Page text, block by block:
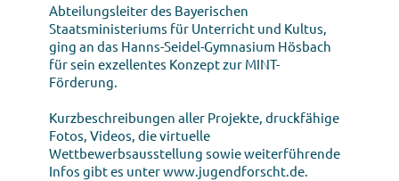
Abteilungsleiter des Bayerischen
Staatsministeriums für Unterricht und Kultus,
ging an das Hanns-Seidel-Gymnasium Hösbach
für sein exzellentes Konzept zur MINT-
Förderung.
Kurzbeschreibungen aller Projekte, druckfähige
Fotos, Videos, die virtuelle
Wettbewerbsausstellung sowie weiterführende
Infos gibt es unter www.jugendforscht.de.